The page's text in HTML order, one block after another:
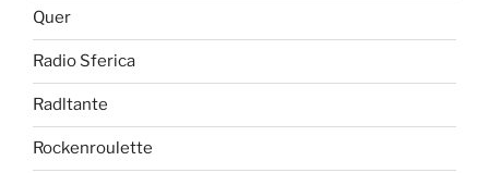
Quer
Radio Sferica
Radltante
Rockenroulette